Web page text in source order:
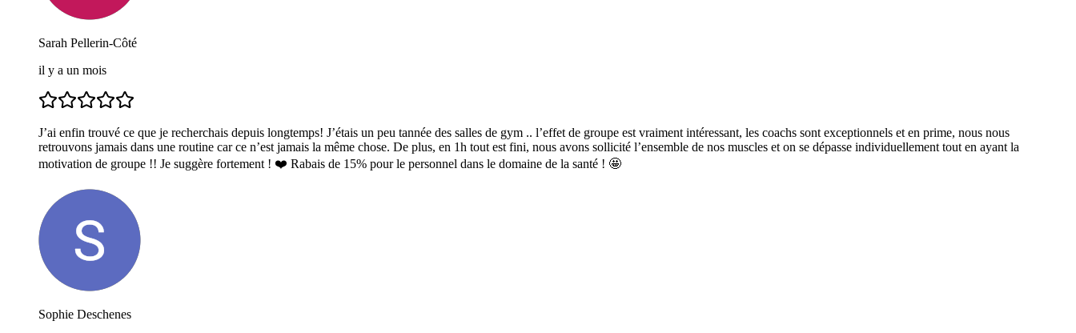
Sarah Pellerin-Côté
il y a un mois
J’ai enfin trouvé ce que je recherchais depuis longtemps! J’étais un peu tannée des salles de gym .. l’effet de groupe est vraiment intéressant, les coachs sont exceptionnels et en prime, nous nous
retrouvons jamais dans une routine car ce n’est jamais la même chose. De plus, en 1h tout est fini, nous avons sollicité l’ensemble de nos muscles et on se dépasse individuellement tout en ayant la
motivation de groupe !! Je suggère fortement ! ❤️ Rabais de 15% pour le personnel dans le domaine de la santé ! 🤩
Sophie Deschenes